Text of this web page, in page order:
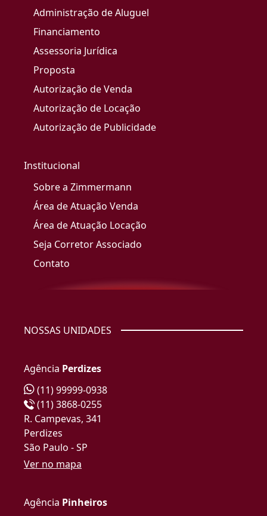
Administração de Aluguel
Financiamento
Assessoria Jurídica
Proposta
Autorização de Venda
Autorização de Locação
Autorização de Publicidade
Institucional
Sobre a Zimmermann
Área de Atuação Venda
Área de Atuação Locação
Seja Corretor Associado
Contato
NOSSAS UNIDADES
Agência Perdizes
(11) 99999-0938
(11) 3868-0255
R. Campevas, 341
Perdizes
São Paulo - SP
Ver no mapa
Agência Pinheiros